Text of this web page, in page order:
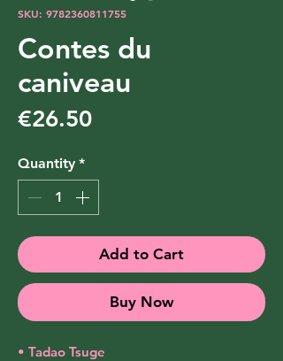
SKU: 9782360811755
Contes du
caniveau
€26.50Price
Quantity *
Add to Cart
Buy Now
• Tadao Tsuge